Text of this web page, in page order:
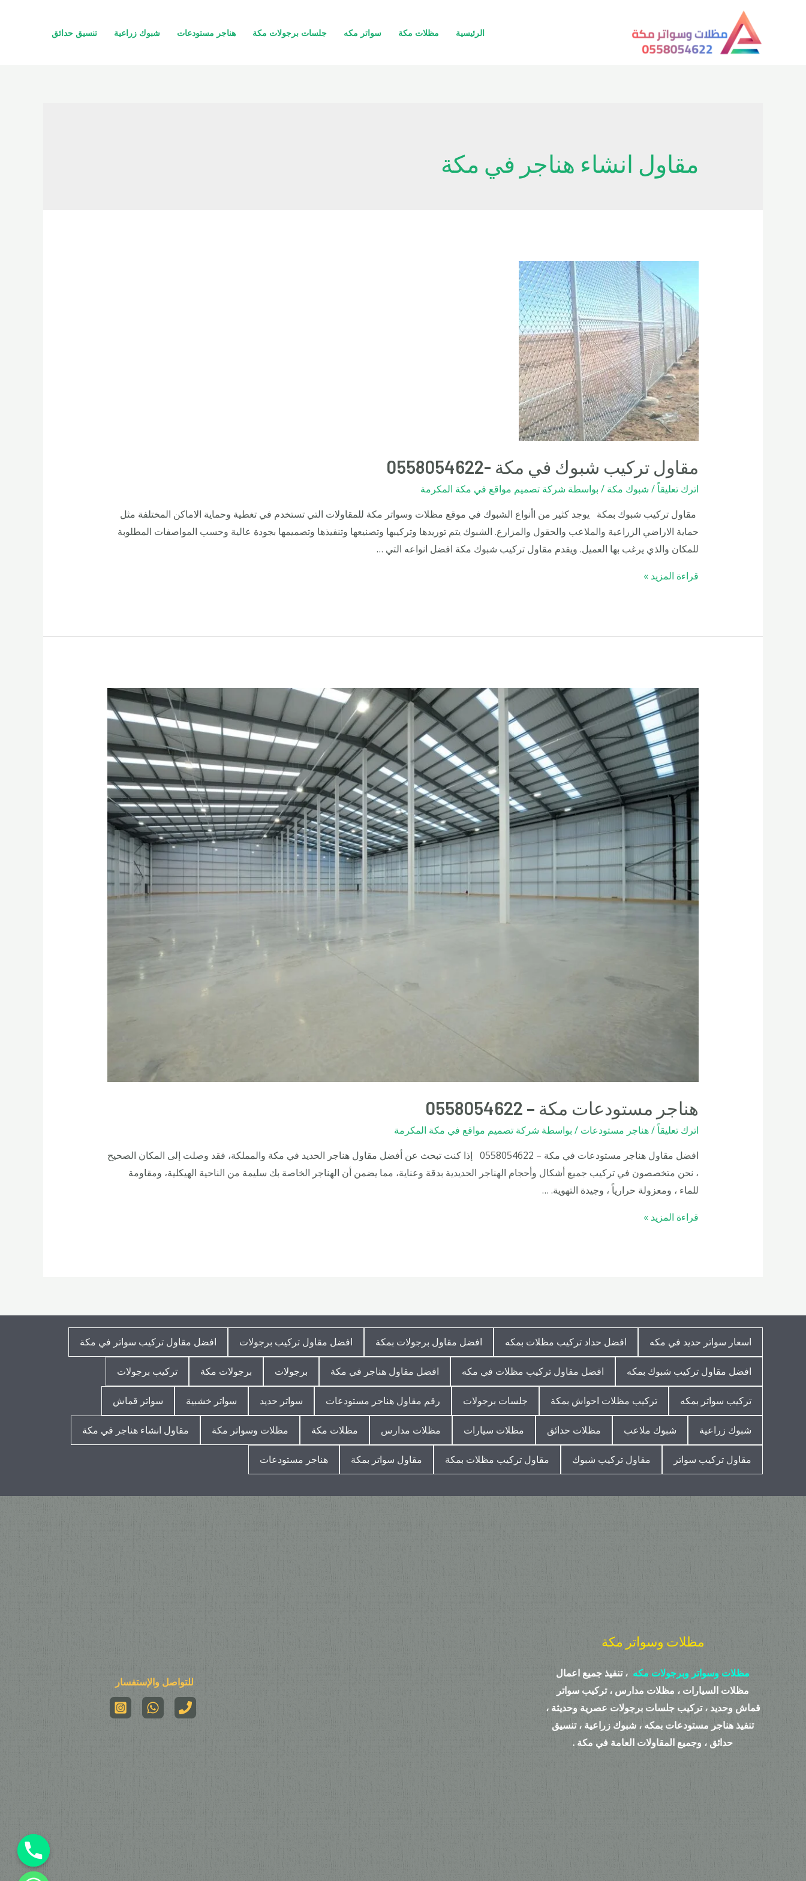
الرئيسية مظلات مكة سواتر مكه جلسات برجولات مكة هناجر مستودعات شبوك زراعية تنسيق حدائق
مقاول انشاء هناجر في مكة
مقاول تركيب شبوك في مكة -0558054622
اترك تعليقاً/ شبوك مكة / بواسطة شركة تصميم مواقع في مكة المكرمة
مقاول تركيب شبوك بمكة يوجد كثير من اأنواع الشبوك في موقع مظلات وسواتر مكة للمقاولات التي تستخدم في تغطية وحماية الاماكن المختلفة مثل
حماية الاراضي الزراعية والملاعب والحقول والمزارع. الشبوك يتم توريدها وتركيبها وتصنيعها وتنفيذها وتصميمها بجودة عالية وحسب المواصفات المطلوبة
للمكان والذي يرغب بها العميل. ويقدم مقاول تركيب شبوك مكة افضل انواعه التي …
مقاول
قراءة المزيد »
هناجر مستودعات مكة – 0558054622
اترك تعليقاً/هناجر مستودعات / بواسطة شركة تصميم مواقع في مكة المكرمة
افضل مقاول هناجر مستودعات في مكة – 0558054622 إذا كنت تبحث عن أفضل مقاول هناجر الحديد في مكة والمملكة، فقد وصلت إلى المكان الصحيح
، نحن متخصصون في تركيب جميع أشكال وأحجام الهناجر الحديدية بدقة وعناية، مما يضمن أن الهناجر الخاصة بك سليمة من الناحية الهيكلية، ومقاومة
للماء ، ومعزولة حرارياً ، وجيدة التهوية. …
هناجر
قراءة المزيد »
اسعار سواتر حديد في مكه افضل حداد تركيب مظلات بمكه افضل مقاول برجولات بمكة افضل مقاول تركيب برجولات افضل مقاول تركيب سواتر في مكة
افضل مقاول تركيب شبوك بمكه افضل مقاول تركيب مظلات في مكه افضل مقاول هناجر في مكة برجولات برجولات مكة تركيب برجولات
تركيب سواتر بمكه تركيب مظلات احواش بمكة جلسات برجولات رقم مقاول هناجر مستودعات سواتر حديد سواتر خشبية سواتر قماش
شبوك زراعية شبوك ملاعب مظلات حدائق مظلات سيارات مظلات مدارس مظلات مكة مظلات وسواتر مكة مقاول انشاء هناجر في مكة
مقاول تركيب سواتر مقاول تركيب شبوك مقاول تركيب مظلات بمكة مقاول سواتر بمكة هناجر مستودعات
مظلات وسواتر مكة
مظلات وسواتر وبرجولات مكه ، تنفيذ جميع اعمال
مظلات السيارات ، مظلات مدارس ، تركيب سواتر
قماش وحديد ، تركيب جلسات برجولات عصرية وحديثة ،
تنفيذ هناجر مستودعات بمكه ، شبوك زراعية ، تنسيق
حدائق ، وجميع المقاولات العامة في مكة .
للتواصل والإستفسار